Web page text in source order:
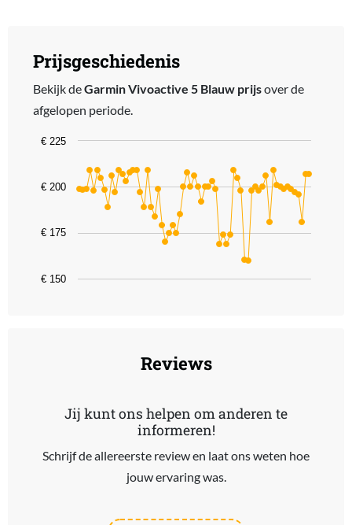
Prijsgeschiedenis
Bekijk deGarmin Vivoactive 5 Blauw prijsover de
afgelopen periode.
Chart
Line chart with 65 data points.
The chart has 1 X axis displaying categories.
The chart has 1 Y axis displaying values. Data ranges from 160 to
€ 150
€ 175
€ 200
€ 225
Reviews
Jij kunt ons helpen om anderen te
informeren!
Schrijf de allereerste review en laat ons weten hoe
jouw ervaring was.